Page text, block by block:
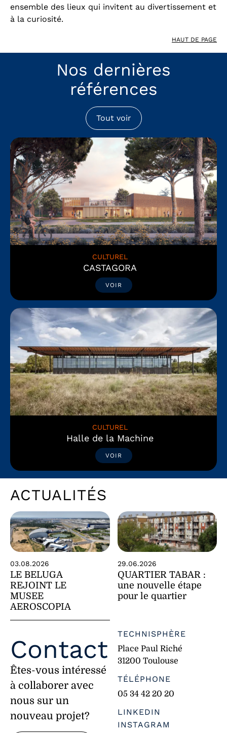
ensemble des lieux qui invitent au divertissement et
à la curiosité.
HAUT DE PAGE
Nos dernières
références
Tout voir
CULTUREL
CASTAGORA
VOIR
CULTUREL
Halle de la Machine
VOIR
ACTUALITÉS
03.08.2026
LE BELUGA
REJOINT LE
MUSEE
AEROSCOPIA
29.06.2026
QUARTIER TABAR :
une nouvelle étape
pour le quartier
Contact
Êtes-vous intéressé
à collaborer avec
nous sur un
nouveau projet?
TECHNISPHÈRE
Place Paul Riché
31200 Toulouse
TÉLÉPHONE
05 34 42 20 20
LINKEDIN
INSTAGRAM